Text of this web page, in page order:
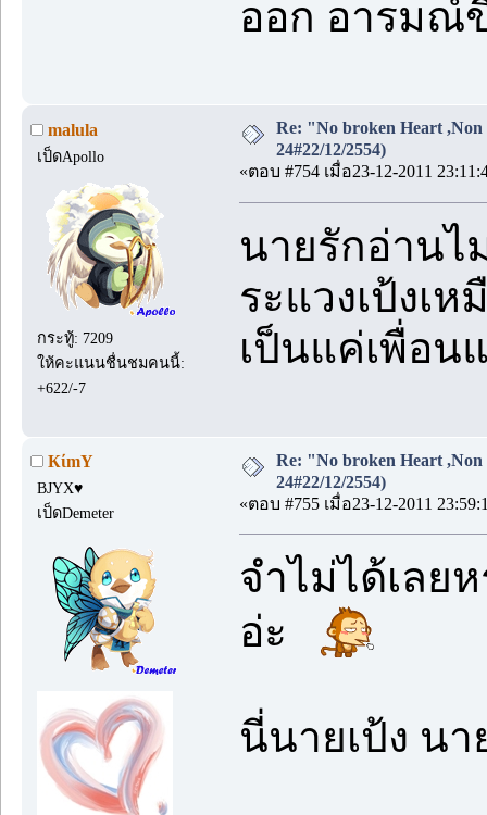
ออก อารมณ์
malula
เป็ดApollo
กระทู้: 7209
ให้คะแนนชื่นชมคนนี้:
+622/-7
Re: "No broken Heart
24#22/12/2554)
«ตอบ #754 เมื่อ23-12-2011
นายรักอ่านไ
ระแวงเป้งเ
เป็นแค่เพื่อน
КίmY
BJYX♥
เป็ดDemeter
Re: "No broken Heart
24#22/12/2554)
«ตอบ #755 เมื่อ23-12-2011
จำไม่ได้เลย
อ่ะ
นี่นายเป้ง น